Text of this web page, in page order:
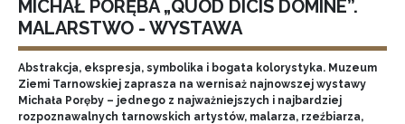
MICHAŁ PORĘBA „QUOD DICIS DOMINE”.
MALARSTWO - WYSTAWA
Abstrakcja, ekspresja, symbolika i bogata kolorystyka. Muzeum
Ziemi Tarnowskiej zaprasza na wernisaż najnowszej wystawy
Michała Poręby – jednego z najważniejszych i najbardziej
rozpoznawalnych tarnowskich artystów, malarza, rzeźbiarza,